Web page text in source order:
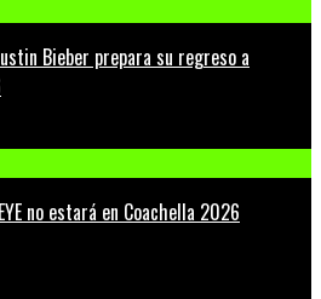
Bieber prepara su regreso a
no estará en Coachella 2026